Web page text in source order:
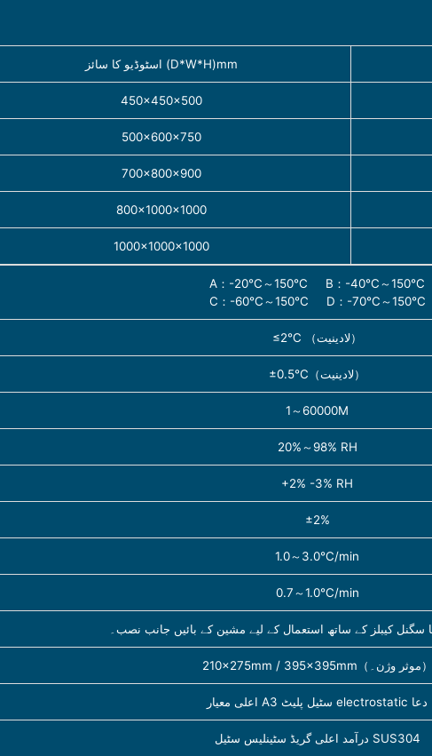
اسٹوڈیو کا سائز (D*W*H)mm
450×450×500
500×600×750
700×800×900
800×1000×1000
1000×1000×1000
A：-20℃～150℃ B：-40℃～150℃
C：-60℃～150℃ D：-70℃～150℃
≤2℃ （لادینیت）
±0.5℃（لادینیت）
1～60000M
20%～98% RH
+2% -3% RH
±2%
1.0～3.0℃/min
0.7～1.0℃/min
سگنل کیبلز کے ساتھ استعمال کے لیے مشین کے بائیں جانب نصب۔
210×275mm / 395×395mm（موثر وژن۔）
اعلی معیار A3 سٹیل پلیٹ electrostatic دعا
درآمد اعلی گریڈ سٹینلیس سٹیل SUS304